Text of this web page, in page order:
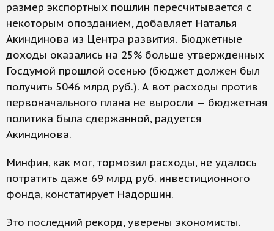
размер экспортных пошлин пересчитывается с
некоторым опозданием, добавляет Наталья
Акиндинова из Центра развития. Бюджетные
доходы оказались на 25% больше утвержденных
Госдумой прошлой осенью (бюджет должен был
получить 5046 млрд руб.). А вот расходы против
первоначального плана не выросли — бюджетная
политика была сдержанной, радуется
Акиндинова.
Минфин, как мог, тормозил расходы, не удалось
потратить даже 69 млрд руб. инвестиционного
фонда, констатирует Надоршин.
Это последний рекорд, уверены экономисты.